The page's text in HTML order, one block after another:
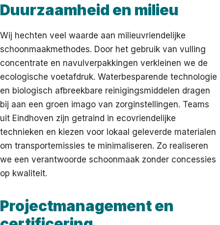
Duurzaamheid en milieu
Wij hechten veel waarde aan milieuvriendelijke
schoonmaakmethodes. Door het gebruik van vulling
concentrate en navulverpakkingen verkleinen we de
ecologische voetafdruk. Waterbesparende technologie
en biologisch afbreekbare reinigingsmiddelen dragen
bij aan een groen imago van zorginstellingen. Teams
uit Eindhoven zijn getraind in ecovriendelijke
technieken en kiezen voor lokaal geleverde materialen
om transportemissies te minimaliseren. Zo realiseren
we een verantwoorde schoonmaak zonder concessies
op kwaliteit.
Projectmanagement en